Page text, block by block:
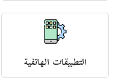
التطبيقات الهاتفية